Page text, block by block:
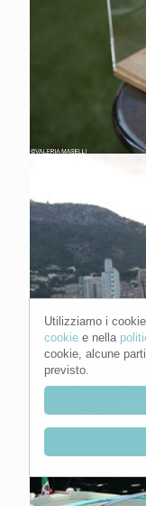
Utilizziamo i
cookie e nella
cookie, alcune
previsto.